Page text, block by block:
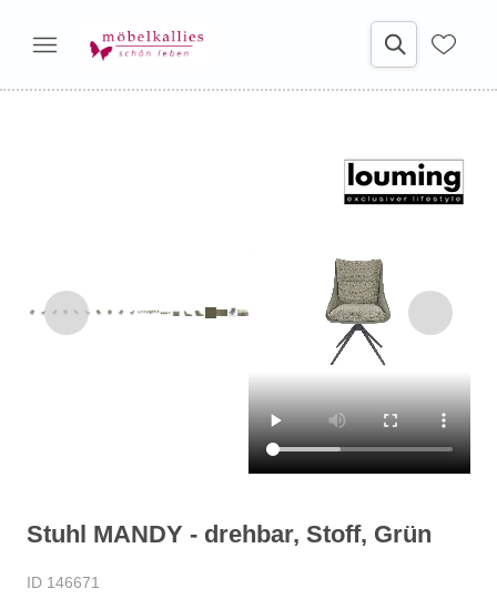
Stuhl MANDY - drehbar, Stoff, Grün
ID 146671